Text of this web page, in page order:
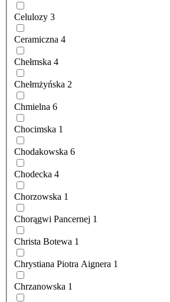
Celulozy 3
Ceramiczna 4
Chełmska 4
Chełmżyńska 2
Chmielna 6
Chocimska 1
Chodakowska 6
Chodecka 4
Chorzowska 1
Chorągwi Pancernej 1
Christa Botewa 1
Chrystiana Piotra Aignera 1
Chrzanowska 1